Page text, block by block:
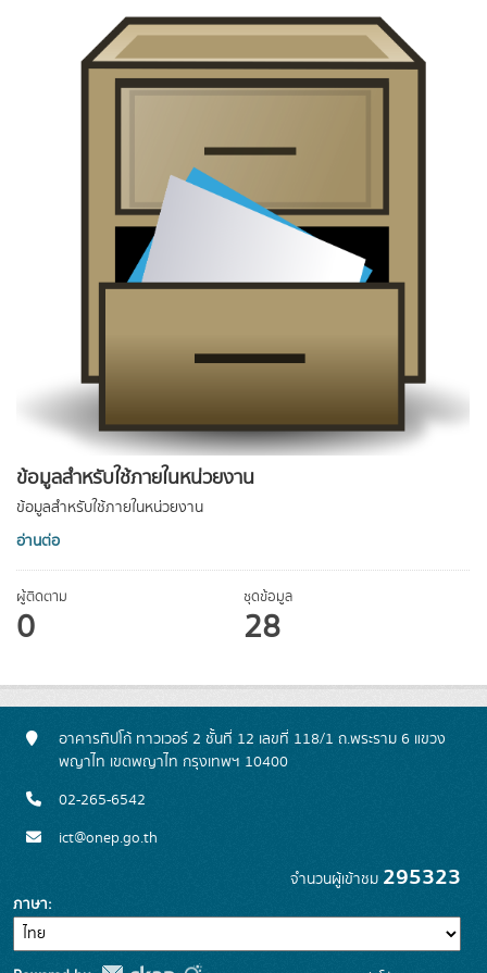
ข้อมูลสำหรับใช้ภายในหน่วยงาน
ข้อมูลสำหรับใช้ภายในหน่วยงาน
อ่านต่อ
ผู้ติดตาม
0
ชุดข้อมูล
28
อาคารทิปโก้ ทาวเวอร์ 2 ชั้นที่ 12 เลขที่ 118/1 ถ.พระราม 6 แขวง
พญาไท เขตพญาไท กรุงเทพฯ 10400
02-265-6542
ict@onep.go.th
จำนวนผู้เข้าชม 295323
ภาษา